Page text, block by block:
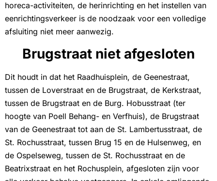
horeca-activiteiten, de herinrichting en het instellen van
eenrichtingsverkeer is de noodzaak voor een volledige
afsluiting niet meer aanwezig.
Brugstraat niet afgesloten
Dit houdt in dat het Raadhuisplein, de Geenestraat,
tussen de Loverstraat en de Brugstraat, de Kerkstraat,
tussen de Brugstraat en de Burg. Hobusstraat (ter
hoogte van Poell Behang- en Verfhuis), de Brugstraat
van de Geenestraat tot aan de St. Lambertusstraat, de
St. Rochusstraat, tussen Brug 15 en de Hulsenweg, en
de Ospelseweg, tussen de St. Rochusstraat en de
Beatrixstraat en het Rochusplein, afgesloten zijn voor